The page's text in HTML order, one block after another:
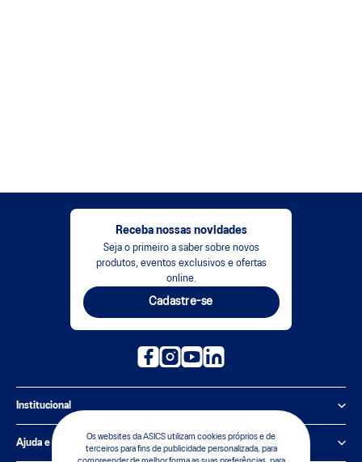
Os websites da ASICS utilizam cookies próprios e de
terceiros para fins de publicidade personalizada, para
Receba nossas novidades
Seja o primeiro a saber sobre novos
produtos, eventos exclusivos e ofertas
online.
Cadastre-se
Institucional
Política de Privacidade
Ajuda e suporte